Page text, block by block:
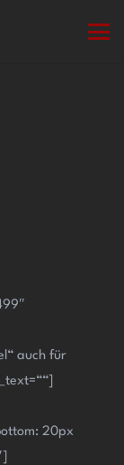
auch für
20px